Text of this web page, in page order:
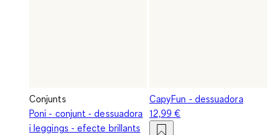
Conjunts
Poni - conjunt - dessuadora
i leggings - efecte brillants
CapyFun - dessuadora
12,99 €